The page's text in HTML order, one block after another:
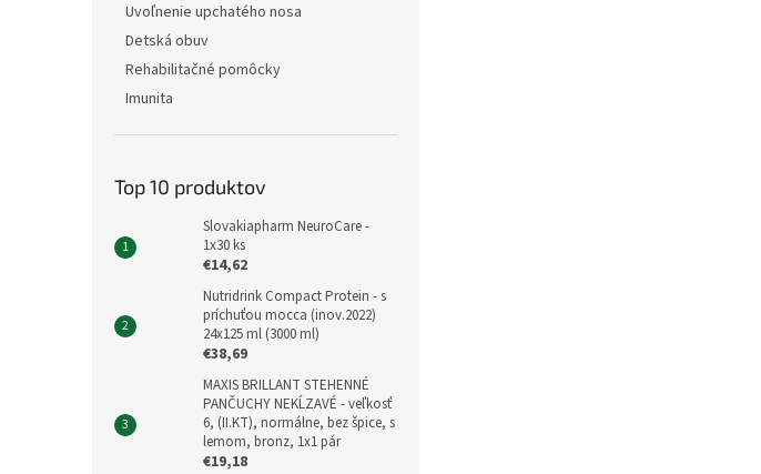
Uvoľnenie upchatého nosa
Detská obuv
Rehabilitačné pomôcky
Imunita
Top 10 produktov
Slovakiapharm NeuroCare -
1x30 ks
€14,62
Nutridrink Compact Protein - s
príchuťou mocca (inov.2022)
24x125 ml (3000 ml)
€38,69
MAXIS BRILLANT STEHENNÉ
PANČUCHY NEKĹZAVÉ - veľkosť
6, (II.KT), normálne, bez špice, s
lemom, bronz, 1x1 pár
€19,18